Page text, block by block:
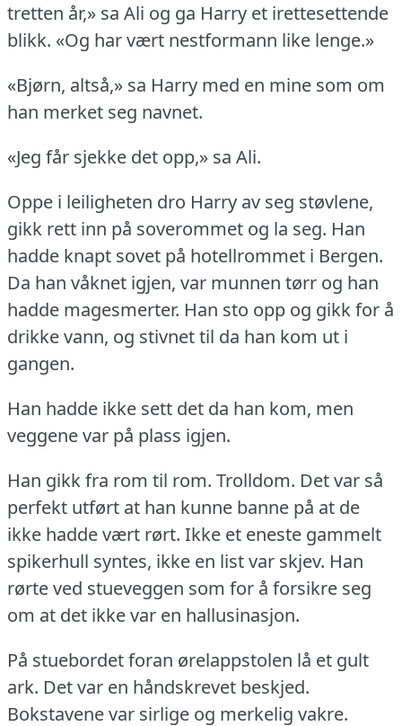
tretten år,» sa Ali og ga Harry et irettesettende
blikk. «Og har vært nestformann like lenge.»
«Bjørn, altså,» sa Harry med en mine som om
han merket seg navnet.
«Jeg får sjekke det opp,» sa Ali.
Oppe i leiligheten dro Harry av seg støvlene,
gikk rett inn på soverommet og la seg. Han
hadde knapt sovet på hotellrommet i Bergen.
Da han våknet igjen, var munnen tørr og han
hadde magesmerter. Han sto opp og gikk for å
drikke vann, og stivnet til da han kom ut i
gangen.
Han hadde ikke sett det da han kom, men
veggene var på plass igjen.
Han gikk fra rom til rom. Trolldom. Det var så
perfekt utført at han kunne banne på at de
ikke hadde vært rørt. Ikke et eneste gammelt
spikerhull syntes, ikke en list var skjev. Han
rørte ved stueveggen som for å forsikre seg
om at det ikke var en hallusinasjon.
På stuebordet foran ørelappstolen lå et gult
ark. Det var en håndskrevet beskjed.
Bokstavene var sirlige og merkelig vakre.